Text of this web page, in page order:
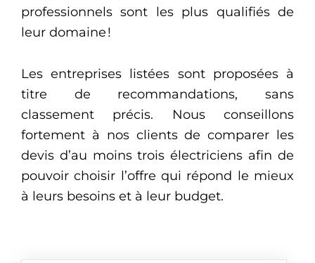
professionnels sont les plus qualifiés de
leur domaine !
Les entreprises listées sont proposées à
titre de recommandations, sans
classement précis. Nous conseillons
fortement à nos clients de comparer les
devis d’au moins trois électriciens afin de
pouvoir choisir l’offre qui répond le mieux
à leurs besoins et à leur budget.